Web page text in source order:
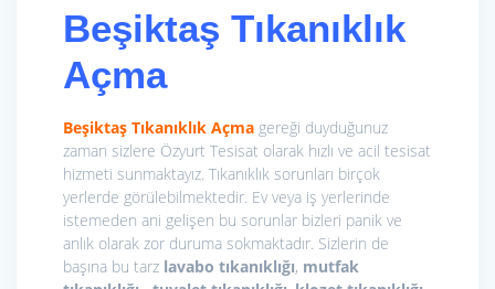
Beşiktaş Tıkanıklık
Açma
Beşiktaş Tıkanıklık Açma gereği duyduğunuz
zaman sizlere Özyurt Tesisat olarak hızlı ve acil tesisat
hizmeti sunmaktayız. Tıkanıklık sorunları birçok
yerlerde görülebilmektedir. Ev veya iş yerlerinde
istemeden ani gelişen bu sorunlar bizleri panik ve
anlık olarak zor duruma sokmaktadır. Sizlerin de
başına bu tarz lavabo tıkanıklığı, mutfak